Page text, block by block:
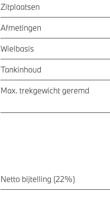
Zitplaatsen
Afmetingen
Wielbasis
Tankinhoud
Max. trekgewicht geremd
Netto bijtelling (22%)